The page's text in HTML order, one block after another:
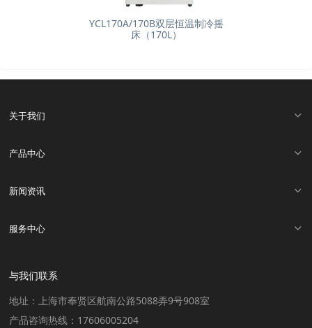
YCL170A/170B双层恒温制冷摇
床（170L）
关于我们
产品中心
新闻资讯
服务中心
与我们联系
地址：上海市奉贤区航南公路5088弄9号908室
产品咨询热线：17606005204